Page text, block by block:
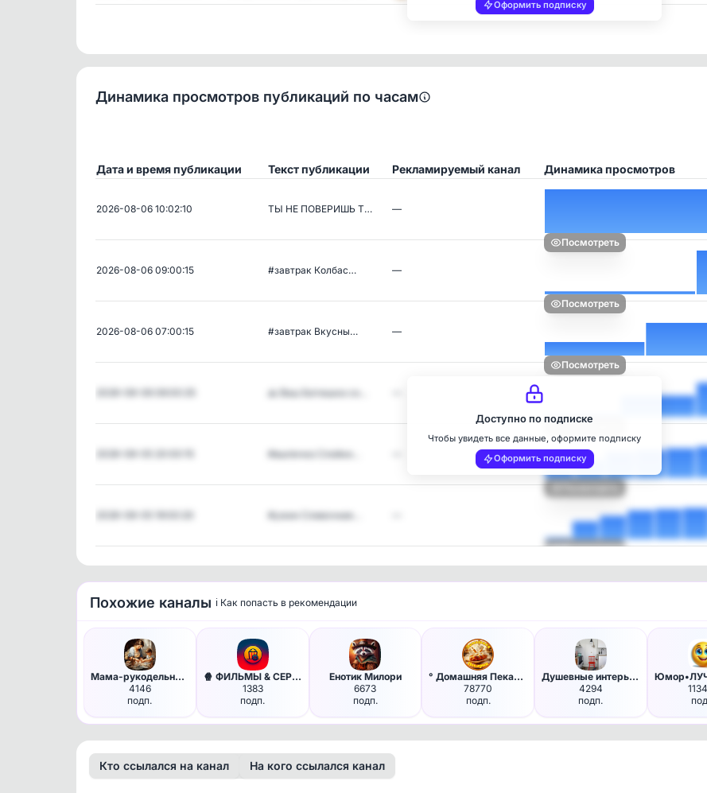
Оформить подписку
Динамика просмотров публикаций по часам
Дата и время публикации Текст публикации Рекламируемый канал Динамика просмотров
2026-08-06 10:02:10 ТЫ НЕ ПОВЕРИШЬ Т… —
Посмотреть
2026-08-06 09:00:15 #завтрак Колбас… —
Посмотреть
2026-08-06 07:00:15 #завтрак Вкусны… —
Посмотреть
🙏 Ваш Батюшка со…
Посмотреть
#выпечка Слойки…
Посмотреть
#ужин Сливочная…
Посмотреть
Доступно по подписке
Чтобы увидеть все данные, оформите подписку
Оформить подписку
Похожие каналы ℹ️ Как попасть в рекомендации
Мама-рукодельница | домашние …
4146
подп.
🍿 ФИЛЬМЫ & СЕРИАЛЫ - смотреть…
1383
подп.
Енотик Милори
6673
подп.
° Домашняя Пекарня °
78770
подп.
Душевные интерьеры
4294
подп.
Кто ссылался на канал На кого ссылался канал